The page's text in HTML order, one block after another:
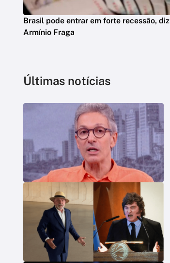
Brasil pode entrar em forte recessão, diz
Armínio Fraga
Últimas notícias